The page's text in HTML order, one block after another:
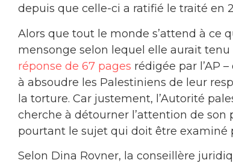
depuis que celle-ci a ratifié le traité en
Alors que tout le monde s’attend à ce
mensonge selon lequel elle aurait
réponse de 67 pages rédigée par l’AP
à absoudre les Palestiniens de leur
la torture. Car justement, l’Autorité
cherche à détourner l’attention de
pourtant le sujet qui doit être examiné
Selon Dina Rovner, la conseillère